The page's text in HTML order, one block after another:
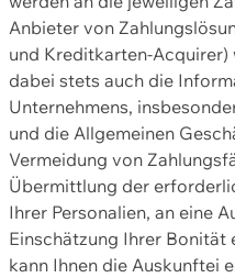
Anbieter von
und Kreditkarten-
dabei stets auch die
Unternehmens,
und die Allgemeinen
Vermeidung von
Übermittlung der
Ihrer Personalien, an eine
Einschätzung Ihrer Bonität
kann Ihnen die Auskunftei